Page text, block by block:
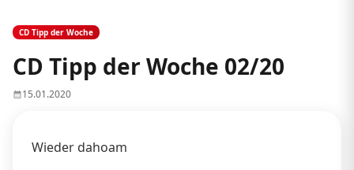
CD Tipp der Woche
CD Tipp der Woche 02/20
15.01.2020
Wieder dahoam